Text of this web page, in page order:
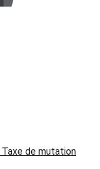
Taxe de mutation